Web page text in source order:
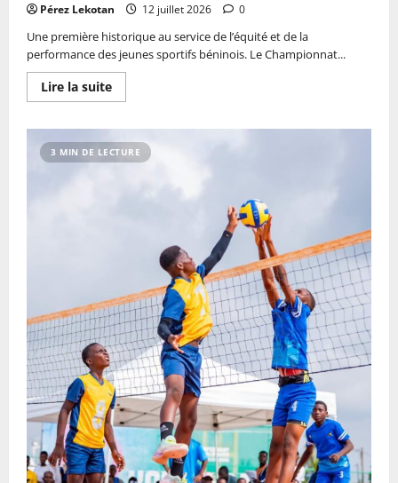
Pérez Lekotan 12 juillet 2026 0
Une première historique au service de l’équité et de la
performance des jeunes sportifs béninois. Le Championnat...
Lire la suite
3 MIN DE LECTURE